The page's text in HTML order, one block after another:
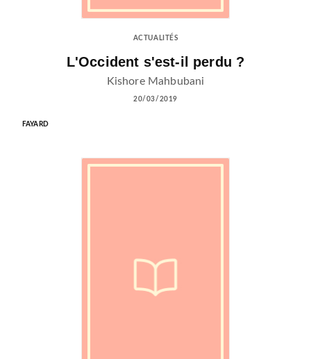
ACTUALITÉS
L'Occident s'est-il perdu ?
Kishore Mahbubani
20/03/2019
FAYARD